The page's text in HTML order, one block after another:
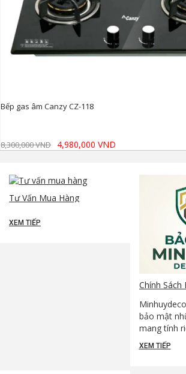
Bếp gas âm Canzy CZ-118
8,300,000 VND 4,980,000 VND
Tư Vấn Mua Hàng
XEM TIẾP
Chính
bảo mật
mang tính
khách hàng.
lòng đọc
XEM TIẾP